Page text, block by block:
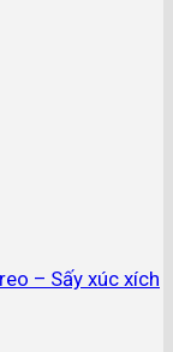
– Sấy xúc xích